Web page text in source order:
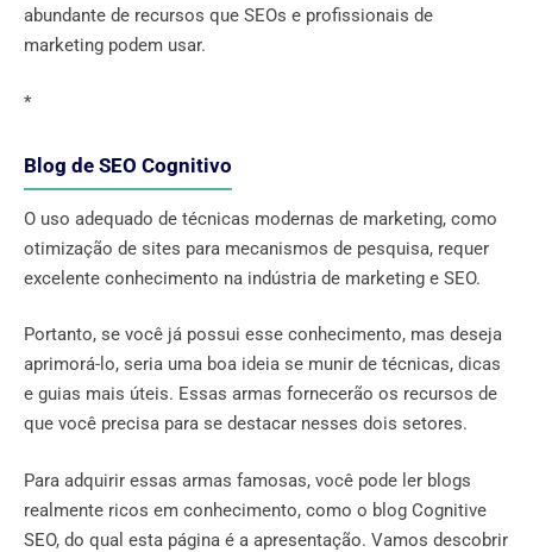
abundante de recursos que SEOs e profissionais de
marketing podem usar.
*
Blog de SEO Cognitivo
O uso adequado de técnicas modernas de marketing, como
otimização de sites para mecanismos de pesquisa, requer
excelente conhecimento na indústria de marketing e SEO.
Portanto, se você já possui esse conhecimento, mas deseja
aprimorá-lo, seria uma boa ideia se munir de técnicas, dicas
e guias mais úteis. Essas armas fornecerão os recursos de
que você precisa para se destacar nesses dois setores.
Para adquirir essas armas famosas, você pode ler blogs
realmente ricos em conhecimento, como o blog Cognitive
SEO, do qual esta página é a apresentação. Vamos descobrir